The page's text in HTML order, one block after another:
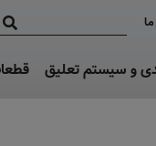
و سیستم تعلیق